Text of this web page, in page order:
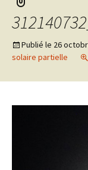
Publié le 26
solaire partielle